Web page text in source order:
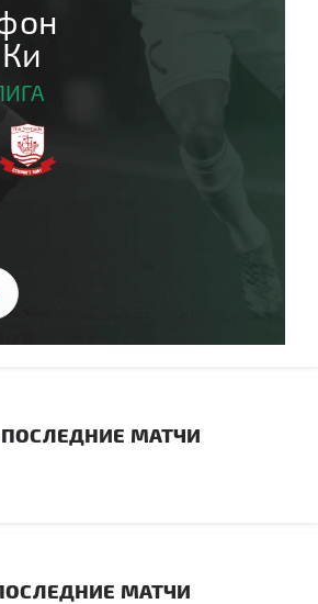
МАТЧИ
МАТЧИ